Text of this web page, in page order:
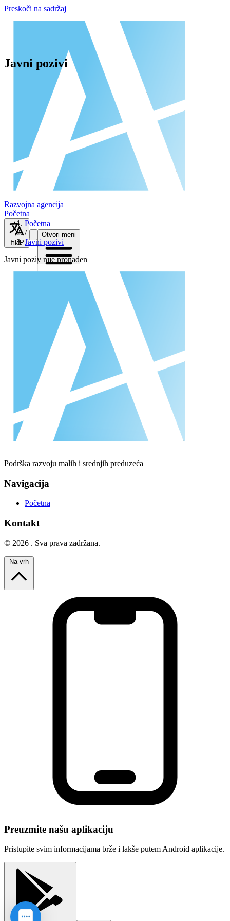
Preskoči na sadržaj
Razvojna agencija
Početna
ЋИР
Otvori meni
Javni pozivi
Početna
/
Javni pozivi
Javni poziv nije pronađen
Podrška razvoju malih i srednjih preduzeća
Navigacija
Početna
Kontakt
© 2026 . Sva prava zadržana.
Preuzmite našu aplikaciju
Pristupite svim informacijama brže i lakše putem Android aplikacije.